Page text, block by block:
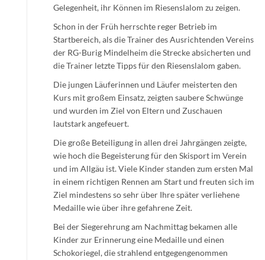
Gelegenheit, ihr Können im Riesenslalom zu zeigen.
Schon in der Früh herrschte reger Betrieb im
Startbereich, als die Trainer des Ausrichtenden Vereins
der RG-Burig Mindelheim die Strecke absicherten und
die Trainer letzte Tipps für den Riesenslalom gaben.
Die jungen Läuferinnen und Läufer meisterten den
Kurs mit großem Einsatz, zeigten saubere Schwünge
und wurden im Ziel von Eltern und Zuschauen
lautstark angefeuert.
Die große Beteiligung in allen drei Jahrgängen zeigte,
wie hoch die Begeisterung für den Skisport im Verein
und im Allgäu ist. Viele Kinder standen zum ersten Mal
in einem richtigen Rennen am Start und freuten sich im
Ziel mindestens so sehr über Ihre später verliehene
Medaille wie über ihre gefahrene Zeit.
Bei der Siegerehrung am Nachmittag bekamen alle
Kinder zur Erinnerung eine Medaille und einen
Schokoriegel, die strahlend entgegengenommen